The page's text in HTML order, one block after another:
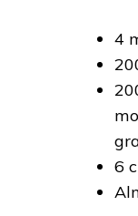
4
6